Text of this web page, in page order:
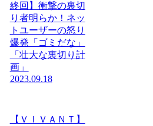
終回】衝撃の裏切
り者明らか！ネッ
トユーザーの怒り
爆発「ゴミだな」
「壮大な裏切り計
画」
2023.09.18
【ＶＩＶＡＮＴ】